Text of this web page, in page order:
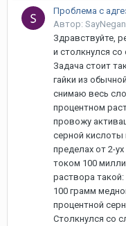
Проблема с
Автор: SayNegan
Здравствуйте,
и столкнулся
Задача стоит
гайки из
снимаю весь
процентном
провожу
серной кислоты
пределах от 2-
током 100
раствора
100 грамм
процентной
Столкнулся со